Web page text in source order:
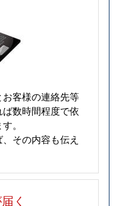
客様の連絡先等
数時間程度で依
。
その内容も伝え
く